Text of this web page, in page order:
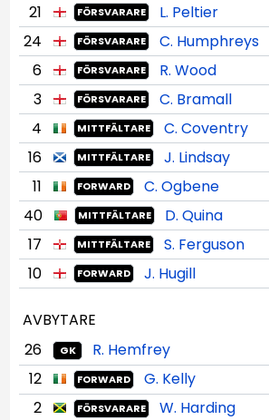
21 FÖRSVARARE
L. Peltier
24
FÖRSVARARE
C. Humphreys
6
FÖRSVARARE
R. Wood
3
FÖRSVARARE
C. Bramall
4
MITTFÄLTARE C. Coventry
16 MITTFÄLTARE
J. Lindsay
11
FORWARD
C. Ogbene
40
MITTFÄLTARE D. Quina
17 MITTFÄLTARE S. Ferguson
10 FORWARD J. Hugill
AVBYTARE
26
GK R. Hemfrey
12 FORWARD G. Kelly
2 FÖRSVARARE W. Harding